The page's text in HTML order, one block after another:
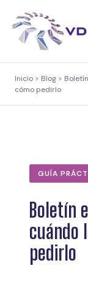
Inicio > Blog >
cómo pedirlo
GUÍA
Boletín
cuándo
pedirlo